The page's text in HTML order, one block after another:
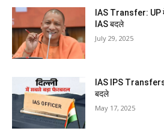
IAS Transfer: UP
IAS बदले
July 29, 2025
IAS IPS
बदले
May 17, 2025